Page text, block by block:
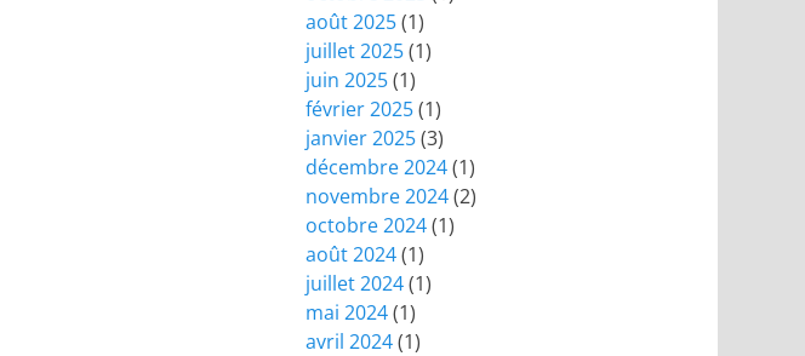
août 2025(1)
juillet 2025(1)
juin 2025(1)
février 2025(1)
janvier 2025(3)
décembre 2024(1)
novembre 2024(2)
octobre 2024(1)
août 2024(1)
juillet 2024(1)
mai 2024(1)
avril 2024(1)